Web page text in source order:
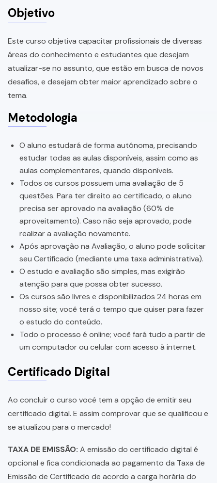
Objetivo
Este curso objetiva capacitar profissionais de diversas
áreas do conhecimento e estudantes que desejam
atualizar-se no assunto, que estão em busca de novos
desafios, e desejam obter maior aprendizado sobre o
tema.
Metodologia
O aluno estudará de forma autônoma, precisando
estudar todas as aulas disponíveis, assim como as
aulas complementares, quando disponíveis.
Todos os cursos possuem uma avaliação de 5
questões. Para ter direito ao certificado, o aluno
precisa ser aprovado na avaliação (60% de
aproveitamento). Caso não seja aprovado, pode
realizar a avaliação novamente.
Após aprovação na Avaliação, o aluno pode solicitar
seu Certificado (mediante uma taxa administrativa).
O estudo e avaliação são simples, mas exigirão
atenção para que possa obter sucesso.
Os cursos são livres e disponibilizados 24 horas em
nosso site; você terá o tempo que quiser para fazer
o estudo do conteúdo.
Todo o processo é online; você fará tudo a partir de
um computador ou celular com acesso à internet.
Certificado Digital
Ao concluir o curso você tem a opção de emitir seu
certificado digital. E assim comprovar que se qualificou e
se atualizou para o mercado!
TAXA DE EMISSÃO: A emissão do certificado digital é
opcional e fica condicionada ao pagamento da Taxa de
Emissão de Certificado de acordo a carga horária do